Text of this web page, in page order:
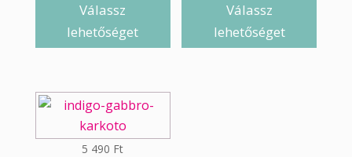
Válassz
lehetőséget
Válassz
lehetőséget
5 490 Ft